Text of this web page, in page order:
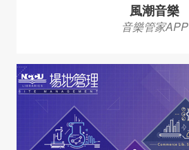
風潮音樂
音樂管家APP